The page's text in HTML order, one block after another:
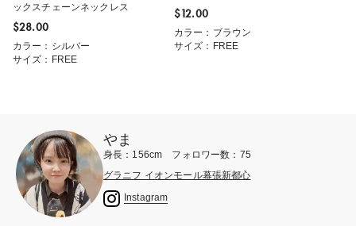
ックスチェーンネックレス
$‌28.00
カラー：シルバー
サイズ：FREE
$‌12.00
カラー：ブラウン
サイズ：FREE
やま
身長：156cm フォロワー数：75
グラニフ イオンモール幕張新都心
Instagram